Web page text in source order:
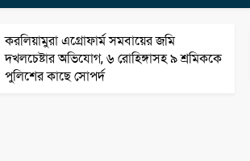
করলিয়ামুরা এগ্রোফার্ম সমবায়ের জমি
দখলচেষ্টার অভিযোগ, ৬ রোহিঙ্গাসহ ৯ শ্রমিককে
পুলিশের কাছে সোপর্দ